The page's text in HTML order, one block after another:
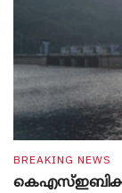
BREAKING NEWS